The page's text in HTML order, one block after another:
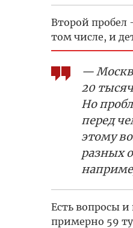
Второй пробел
том числе, и
—
20
Но
перед
этому
разных
Есть вопросы
примерно 59